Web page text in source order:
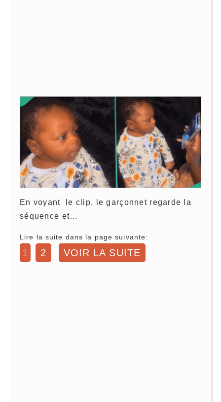
En voyant le clip, le garçonnet regarde la
séquence et…
Lire la suite dans la page suivante:
1 2 VOIR LA SUITE